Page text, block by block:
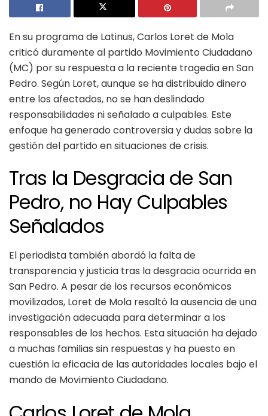
En su programa de Latinus, Carlos Loret de Mola
criticó duramente al partido Movimiento Ciudadano
(MC) por su respuesta a la reciente tragedia en San
Pedro. Según Loret, aunque se ha distribuido dinero
entre los afectados, no se han deslindado
responsabilidades ni señalado a culpables. Este
enfoque ha generado controversia y dudas sobre la
gestión del partido en situaciones de crisis.
Tras la Desgracia de San
Pedro, no Hay Culpables
Señalados
El periodista también abordó la falta de
transparencia y justicia tras la desgracia ocurrida en
San Pedro. A pesar de los recursos económicos
movilizados, Loret de Mola resaltó la ausencia de una
investigación adecuada para determinar a los
responsables de los hechos. Esta situación ha dejado
a muchas familias sin respuestas y ha puesto en
cuestión la eficacia de las autoridades locales bajo el
mando de Movimiento Ciudadano.